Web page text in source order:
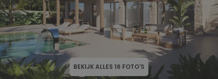
BEKIJK ALLES 16 FOTO'S